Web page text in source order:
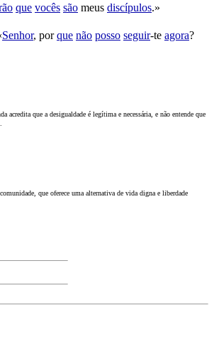
que vocês são meus discípulos.»
Senhor, porque não posso seguir-te agora?
acredita que a desigualdade é legítima e necessária, e não entende que
que oferece uma alternativa de vida digna e liberdade